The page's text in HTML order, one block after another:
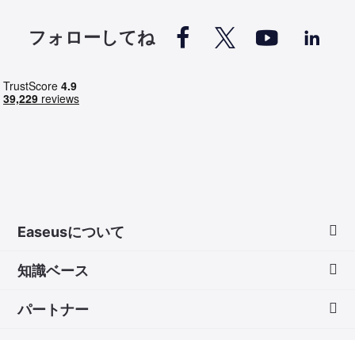
フォローしてね    
Easeusについて
ダウンロードセンター
知識ベース
パートナー